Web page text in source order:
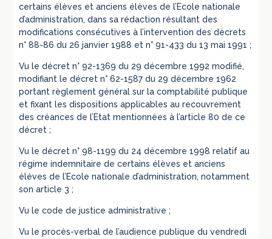
certains élèves et anciens élèves de l’Ecole nationale
d’administration, dans sa rédaction résultant des
modifications consécutives à l’intervention des décrets
n° 88-86 du 26 janvier 1988 et n° 91-433 du 13 mai 1991 ;
Vu le décret n° 92-1369 du 29 décembre 1992 modifié,
modifiant le décret n° 62-1587 du 29 décembre 1962
portant règlement général sur la comptabilité publique
et fixant les dispositions applicables au recouvrement
des créances de l’Etat mentionnées à l’article 80 de ce
décret ;
Vu le décret n° 98-1199 du 24 décembre 1998 relatif au
régime indemnitaire de certains élèves et anciens
élèves de l’Ecole nationale d’administration, notamment
son article 3 ;
Vu le code de justice administrative ;
Vu le procès-verbal de l’audience publique du vendredi